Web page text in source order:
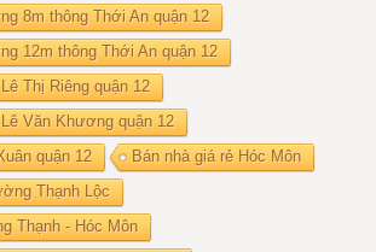
8m thông Thới An quận 12
12m thông Thới An quận 12
Thị Riêng quận 12
Văn Khương quận 12
quận 12
Bán nhà giá rẻ Hóc Môn
Thạnh Lộc
Thạnh - Hóc Môn